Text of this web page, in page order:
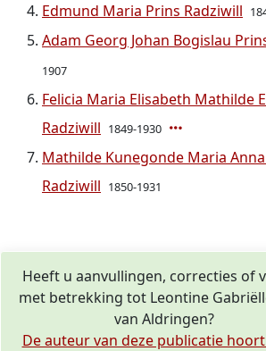
Edmund Maria Prins Radziwill
Adam Georg Johan Bogislau
1907
Felicia Maria Elisabeth Mathilde
Radziwill 1849-1930
Mathilde Kunegonde Maria
Radziwill 1850-1931
Heeft u aanvullingen, correcties of
met betrekking tot Leontine
van Aldringen?
De auteur van deze publicatie